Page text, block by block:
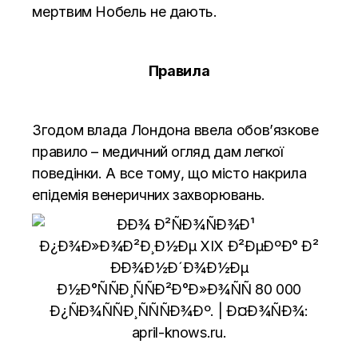
мертвим Нобель не дають.
Правила
Згодом влада Лондона ввела обов’язкове
правило – медичний огляд дам легкої
поведінки. А все тому, що місто накрила
епідемія венеричних захворювань.